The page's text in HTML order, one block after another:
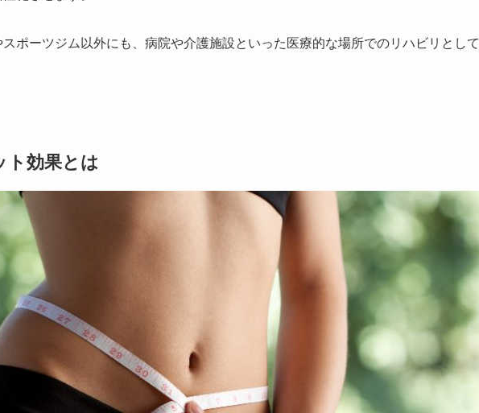
ポーツジム以外にも、病院や介護施設といった医療的な場所でのリハビリとして
ト効果とは